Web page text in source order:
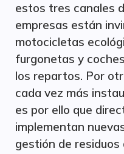
estos tres canales
empresas están
motocicletas
furgonetas y
los repartos. Por
cada vez más
es por ello que
implementan
gestión de